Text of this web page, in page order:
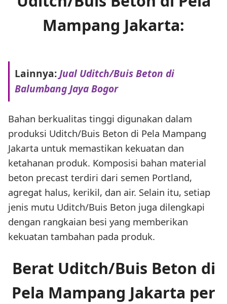
Mampang Jakarta:
Lainnya:Jual Uditch/Buis Beton di
Balumbang Jaya Bogor
Bahan berkualitas tinggi digunakan dalam
produksi Uditch/Buis Beton di Pela Mampang
Jakarta untuk memastikan kekuatan dan
ketahanan produk. Komposisi bahan material
beton precast terdiri dari semen Portland,
agregat halus, kerikil, dan air. Selain itu, setiap
jenis mutu Uditch/Buis Beton juga dilengkapi
dengan rangkaian besi yang memberikan
kekuatan tambahan pada produk.
Berat Uditch/Buis Beton di
Pela Mampang Jakarta per